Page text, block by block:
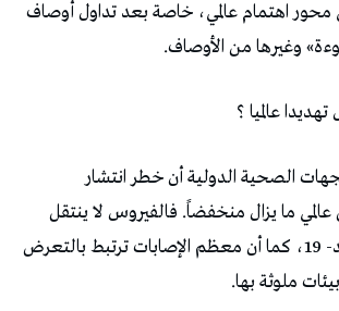
محور اهتمام عالمي، خاصة بعد تداول أوصاف
وغيرها من الأوصاف.
عالميا ؟
الصحية الدولية أن خطر انتشار
ما يزال منخفضاً. فالفيروس لا ينتقل
بسهولة مثل كوفيد- 19، كما أن معظم الإصابات ترتبط بالتعرض
ملوثة بها.